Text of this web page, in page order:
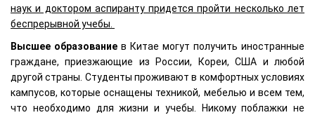
наук и доктором аспиранту придется пройти несколько лет
беспрерывной учебы.
Высшее образование в Китае могут получить иностранные
граждане, приезжающие из России, Кореи, США и любой
другой страны. Студенты проживают в комфортных условиях
кампусов, которые оснащены техникой, мебелью и всем тем,
что необходимо для жизни и учебы. Никому поблажки не